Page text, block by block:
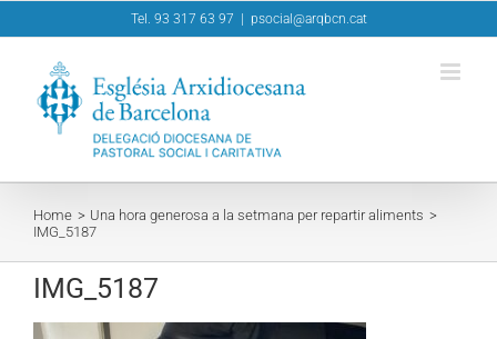
to
Tel. 93 317 63 97 psocial@arqbcn.cat
Home
Una hora generosa a la setmana per repartir aliments
IMG_5187
IMG_5187